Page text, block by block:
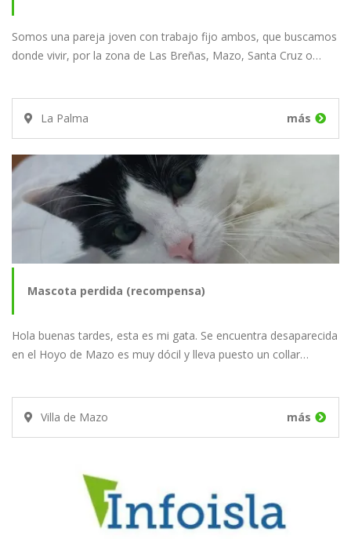
Somos una pareja joven con trabajo fijo ambos, que buscamos
donde vivir, por la zona de Las Breñas, Mazo, Santa Cruz o…
La Palma más
Mascota perdida (recompensa)
Hola buenas tardes, esta es mi gata. Se encuentra desaparecida
en el Hoyo de Mazo es muy dócil y lleva puesto un collar…
Villa de Mazo más